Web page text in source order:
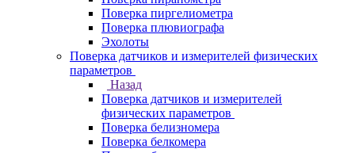
Поверка пиргелиометра
Поверка плювиографа
Эхолоты
Поверка датчиков и измерителей физических
параметров
Назад
Поверка датчиков и измерителей
физических параметров
Поверка белизномера
Поверка белкомера